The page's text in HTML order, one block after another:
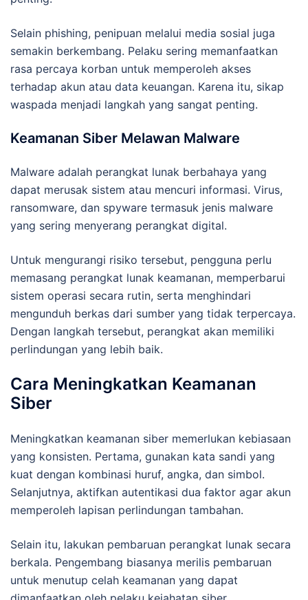
Selain phishing, penipuan melalui media sosial juga
semakin berkembang. Pelaku sering memanfaatkan
rasa percaya korban untuk memperoleh akses
terhadap akun atau data keuangan. Karena itu, sikap
waspada menjadi langkah yang sangat penting.
Keamanan Siber Melawan Malware
Malware adalah perangkat lunak berbahaya yang
dapat merusak sistem atau mencuri informasi. Virus,
ransomware, dan spyware termasuk jenis malware
yang sering menyerang perangkat digital.
Untuk mengurangi risiko tersebut, pengguna perlu
memasang perangkat lunak keamanan, memperbarui
sistem operasi secara rutin, serta menghindari
mengunduh berkas dari sumber yang tidak terpercaya.
Dengan langkah tersebut, perangkat akan memiliki
perlindungan yang lebih baik.
Cara Meningkatkan Keamanan
Siber
Meningkatkan keamanan siber memerlukan kebiasaan
yang konsisten. Pertama, gunakan kata sandi yang
kuat dengan kombinasi huruf, angka, dan simbol.
Selanjutnya, aktifkan autentikasi dua faktor agar akun
memperoleh lapisan perlindungan tambahan.
Selain itu, lakukan pembaruan perangkat lunak secara
berkala. Pengembang biasanya merilis pembaruan
untuk menutup celah keamanan yang dapat